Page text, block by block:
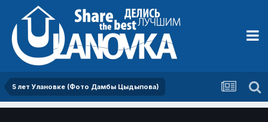
5 лет Улановке (Фото Дамбы Цыдыпова)